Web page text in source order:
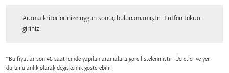
Arama kriterlerinize uygun sonuç bulunamamıştır. Lutfen tekrar
giriniz.
*Bu fiyatlar son 48 saat içinde yapılan aramalara gore listelenmiştir. Ücretler ve yer
durumu anlık olarak değişkenlik gösterebilir.